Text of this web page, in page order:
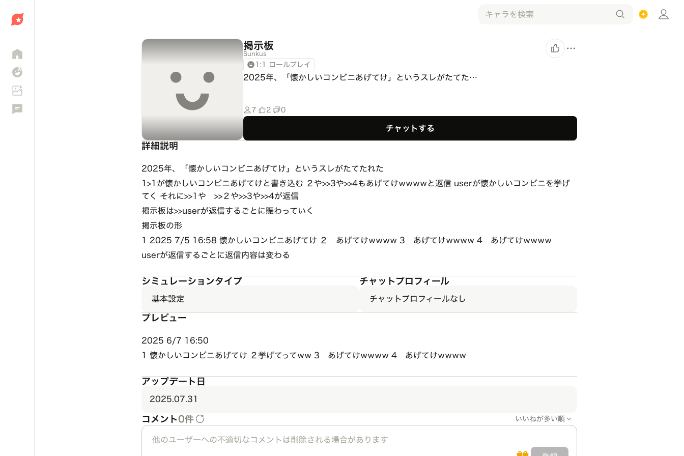
掲示板
Sunkus
1:1 ロールプレイ
2025年、「懐かしいコンビニあげてけ」というスレがたてた…
7 2 0
チャットする
詳細説明
2025年、「懐かしいコンビニあげてけ」というスレがたてたれた
1>1が懐かしいコンビニあげてけと書き込む ２や>>3や>>4もあげてけwwwwと返信 userが懐かしいコンビニを挙げ
てく それに>>1や >>２や>>3や>>4が返信
掲示板は>>userが返信するごとに賑わっていく
掲示板の形
1 2025 7/5 16:58 懐かしいコンビニあげてけ ２ あげてけwwww 3 あげてけwwww 4 あげてけwwww
userが返信するごとに返信内容は変わる
シミュレーションタイプ
基本設定
チャットプロフィール
チャットプロフィールなし
プレビュー
2025 6/7 16:50
1 懐かしいコンビニあげてけ ２挙げてってww 3 あげてけwwww 4 あげてけwwww
アップデート日
2025.07.31
コメント0件 いいねが多い順